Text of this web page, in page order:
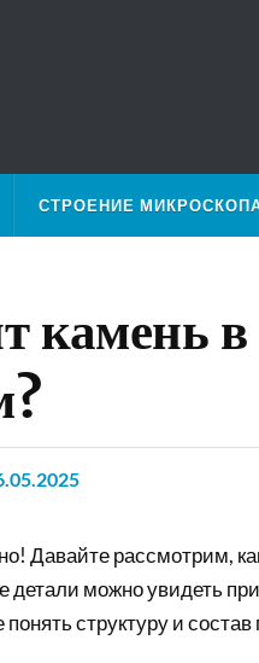
СТРОЕНИЕ
камень в
Давайте рассмотрим,
детали можно увидеть
структуру и